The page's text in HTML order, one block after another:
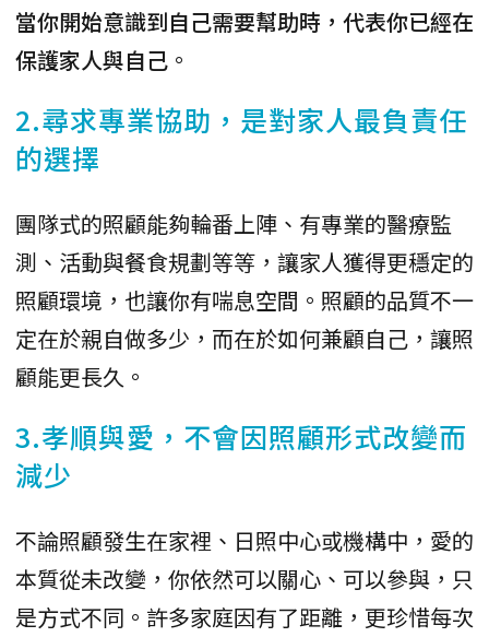
當你開始意識到自己需要幫助時，代表你已經在
保護家人與自己 。
2.尋求專業協助，是對家人最負責任
的選擇
團隊式的照顧能夠輪番上陣、有專業的醫療監
測、活動與餐食規劃等等，讓家人獲得更穩定的
照顧環境，也讓你有喘息空間。照顧的品質不一
定在於親自做多少，而在於如何兼顧自己，讓照
顧能更長久。
3.孝順與愛，不會因照顧形式改變而
減少
不論照顧發生在家裡、日照中心或機構中，愛的
本質從未改變，你依然可以關心、可以參與，只
是方式不同。許多家庭因有了距離，更珍惜每次